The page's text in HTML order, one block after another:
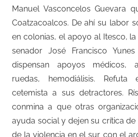
Manuel Vasconcelos Guevara
Coatzacoalcos. De ahí su labor
en colonias, el apoyo al Itesco,
senador José Francisco
dispensan apoyos médicos,
ruedas, hemodiálisis.
cetemista a sus detractores.
conmina a que otras
ayuda social y dejen su crítica de
de la violencia en el sur con el